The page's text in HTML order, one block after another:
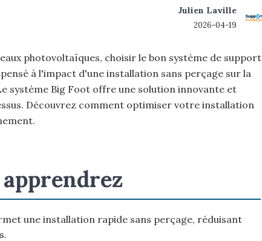
Julien Laville
2026-04-19
photovoltaïques, choisir le bon système de support
à l'impact d'une installation sans perçage sur la
système Big Foot offre une solution innovante et
Découvrez comment optimiser votre installation
apprendrez
une installation rapide sans perçage, réduisant